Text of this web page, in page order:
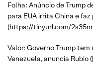
Folha: Anúncio de Trump
para EUA irrita China e
(https://tinyurl.com/
Valor: Governo Trump
Venezuela, anuncia Rubio (